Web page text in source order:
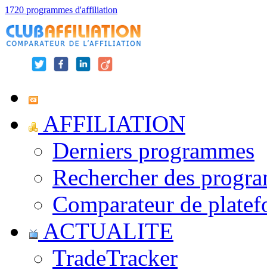
1720 programmes d'affiliation
AFFILIATION
Derniers programmes
Rechercher des
Comparateur de
ACTUALITE
TradeTracker